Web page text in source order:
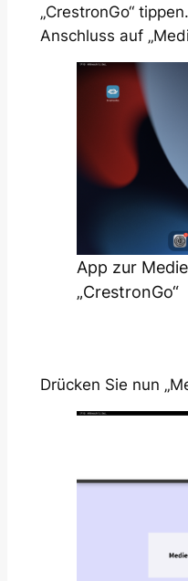
„CrestronGo“
Anschluss auf
App zur
„CrestronGo“
Drücken Sie nun